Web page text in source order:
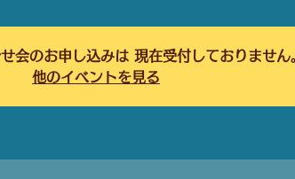
会のお申し込みは 現在受付しておりません
他のイベントを見る